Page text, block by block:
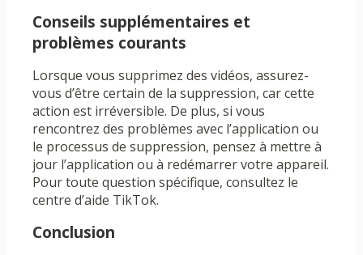
Conseils supplémentaires et
problèmes courants
Lorsque vous supprimez des vidéos, assurez-
vous d’être certain de la suppression, car cette
action est irréversible. De plus, si vous
rencontrez des problèmes avec l’application ou
le processus de suppression, pensez à mettre à
jour l’application ou à redémarrer votre appareil.
Pour toute question spécifique, consultez le
centre d’aide TikTok.
Conclusion